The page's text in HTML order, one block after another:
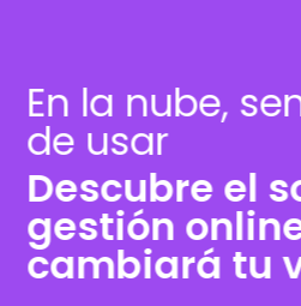
En la nube,
de usar
Descubre el
gestión
cambiará tu